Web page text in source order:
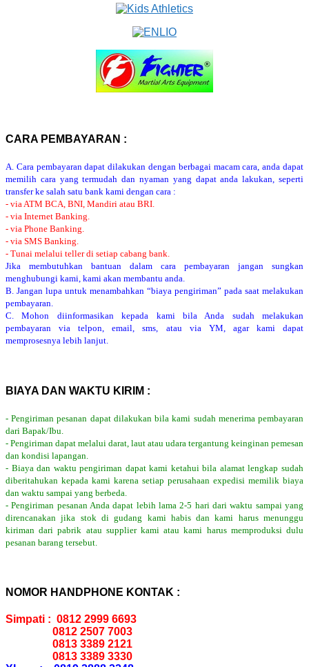
CARA PEMBAYARAN :
A. Cara pembayaran dapat dilakukan dengan berbagai macam cara, anda dapat
memilih cara yang termudah dan nyaman yang dapat anda lakukan, seperti
transfer ke salah satu bank kami dengan cara :
- via ATM BCA, BNI, Mandiri atau BRI.
- via Internet Banking.
- via Phone Banking.
- via SMS Banking.
- Tunai melalui teller di setiap cabang bank.
Jika membutuhkan bantuan dalam cara pembayaran jangan sungkan
menghubungi kami, kami akan membantu anda.
B. Jangan lupa untuk menambahkan “biaya pengiriman” pada saat melakukan
pembayaran.
C. Mohon diinformasikan kepada kami bila Anda sudah melakukan
pembayaran via telpon, email, sms, atau via YM, agar kami dapat
memprosesnya lebih lanjut.
BIAYA DAN WAKTU KIRIM :
- Pengiriman pesanan dapat dilakukan bila kami sudah menerima pembayaran
dari Bapak/Ibu.
- Pengiriman dapat melalui darat, laut atau udara tergantung keinginan pemesan
dan kondisi lapangan.
- Biaya dan waktu pengiriman dapat kami ketahui bila alamat lengkap sudah
diberitahukan kepada kami karena setiap perusahaan expedisi memilik biaya
dan waktu sampai yang berbeda.
- Pengiriman pesanan Anda dapat lebih lama 2-5 hari dari waktu sampai yang
direncanakan jika stok di gudang kami habis dan kami harus menunggu
kiriman dari pabrik atau supplier kami atau kami harus memproduksi dulu
pesanan barang tersebut.
NOMOR HANDPHONE KONTAK :
Simpati : 0812 2999 6693
0812 2507 7003
0813 3389 2121
0813 3389 3330